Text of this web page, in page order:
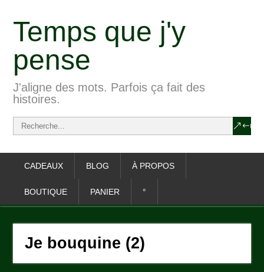
Temps que j'y
pense
J'aligne des mots. Parfois ça fait des
histoires.
CADEAUX BLOG À PROPOS
BOUTIQUE PANIER °
Je bouquine (2)